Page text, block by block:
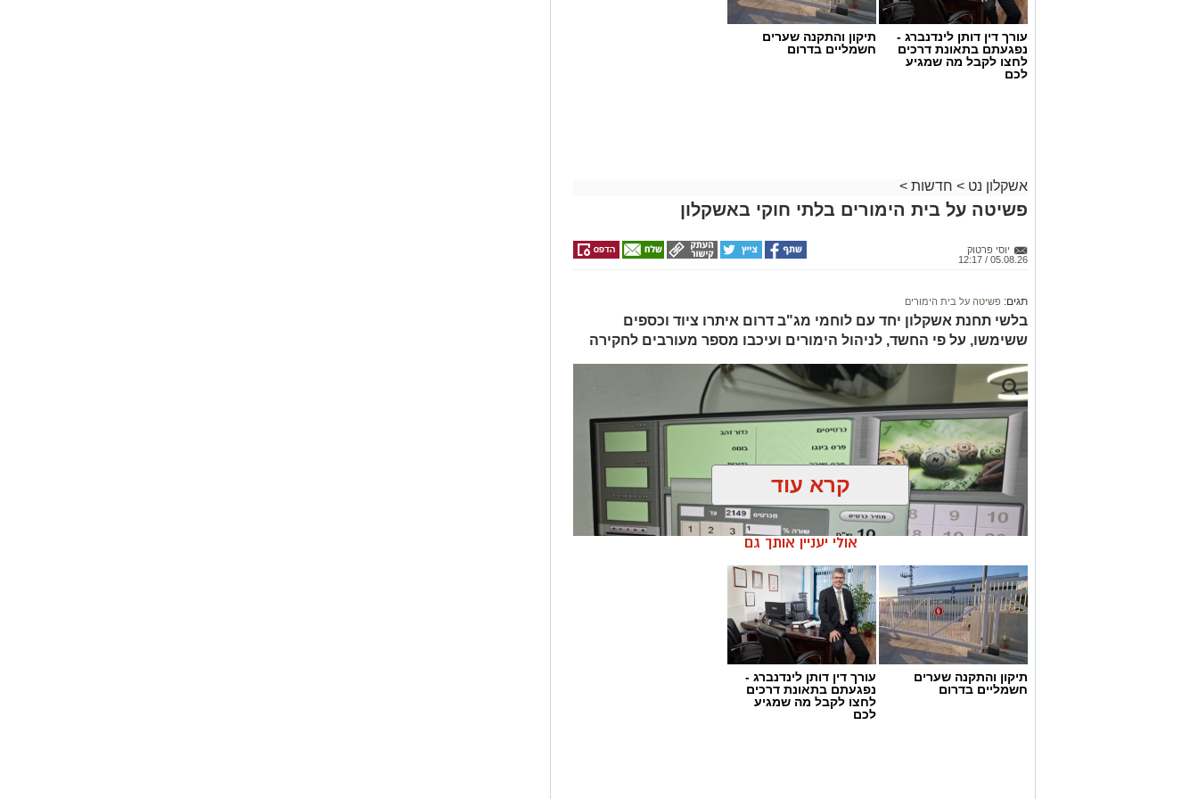
עורך דין דותן לינדנברג -
נפגעתם בתאונת דרכים
לחצו לקבל מה שמגיע
לכם
תיקון והתקנה שערים
חשמליים בדרום
אשקלון נט > חדשות >
פשיטה על בית הימורים בלתי חוקי באשקלון
יוסי פרטוק
05.08.26 / 12:17
תגים: פשיטה על בית הימורים
בלשי תחנת אשקלון יחד עם לוחמי מג"ב דרום איתרו ציוד וכספים
ששימשו, על פי החשד, לניהול הימורים ועיכבו מספר מעורבים לחקירה
קרא עוד
אולי יעניין אותך גם
תיקון והתקנה שערים
חשמליים בדרום
עורך דין דותן לינדנברג -
נפגעתם בתאונת דרכים
לחצו לקבל מה שמגיע
לכם